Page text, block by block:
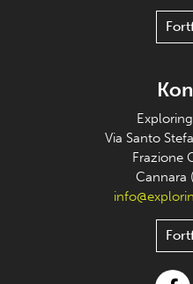
Via Santo
Frazione
Cannara